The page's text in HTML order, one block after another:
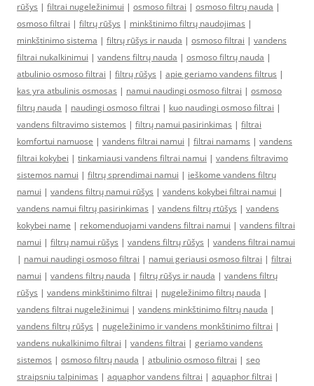
rūšys | filtrai nugeležinimui | osmoso filtrai | osmoso filtrų nauda |
osmoso filtrai | filtrų rūšys | minkštinimo filtrų naudojimas |
minkštinimo sistema | filtrų rūšys ir nauda | osmoso filtrai | vandens
filtrai nukalkinimui | vandens filtrų nauda | osmoso filtrų nauda |
atbulinio osmoso filtrai | filtrų rūšys | apie geriamo vandens filtrus |
kas yra atbulinis osmosas | namui naudingi osmoso filtrai | osmoso
filtrų nauda | naudingi osmoso filtrai | kuo naudingi osmoso filtrai |
vandens filtravimo sistemos | filtrų namui pasirinkimas | filtrai
komfortui namuose | vandens filtrai namui | filtrai namams | vandens
filtrai kokybei | tinkamiausi vandens filtrai namui | vandens filtravimo
sistemos namui | filtrų sprendimai namui | ieškome vandens filtrų
namui | vandens filtrų namui rūšys | vandens kokybei filtrai namui |
vandens namui filtrų pasirinkimas | vandens filtrų rtūšys | vandens
kokybei name | rekomenduojami vandens filtrai namui | vandens filtrai
namui | filtrų namui rūšys | vandens filtrų rūšys | vandens filtrai namui
| namui naudingi osmoso filtrai | namui geriausi osmoso filtrai | filtrai
namui | vandens filtrų nauda | filtrų rūšys ir nauda | vandens filtrų
rūšys | vandens minkštinimo filtrai | nugeležinimo filtrų nauda |
vandens filtrai nugeležinimui | vandens minkštinimo filtrų nauda |
vandens filtrų rūšys | nugeležinimo ir vandens monkštinimo filtrai |
vandens nukalkinimo filtrai | vandens filtrai | geriamo vandens
sistemos | osmoso filtrų nauda | atbulinio osmoso filtrai | seo
straipsniu talpinimas | aquaphor vandens filtrai | aquaphor filtrai |